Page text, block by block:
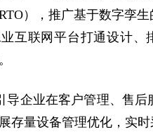
），推广基于数字孪
互联网平台打通设计
导企业在客户管理、售
存量设备管理优化，实